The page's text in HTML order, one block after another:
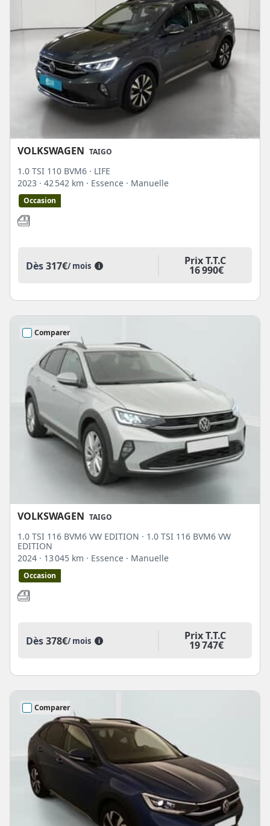
VOLKSWAGEN TAIGO
1.0 TSI 110 BVM6 · LIFE
2023 · 42 542 km · Essence · Manuelle
Occasion
Dès317€/ mois i Prix T.T.C
16 990€
Comparer
VOLKSWAGEN TAIGO
1.0 TSI 116 BVM6 VW EDITION · 1.0 TSI 116 BVM6 VW
EDITION
2024 · 13 045 km · Essence · Manuelle
Occasion
Dès378€/ mois i Prix T.T.C
19 747€
Comparer